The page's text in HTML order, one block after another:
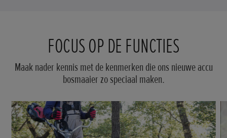
FOCUS OP DE FUNCTIES
Maak nader kennis met de kenmerken die ons nieuwe accu
bosmaaier zo speciaal maken.